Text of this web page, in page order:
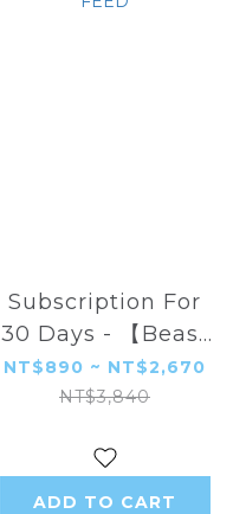
Subscription For
30 Days - 【Beast
Paradise】
BAOBAO FEED
NT$890 ~ NT$2,670
NT$3,840
ADD TO CART